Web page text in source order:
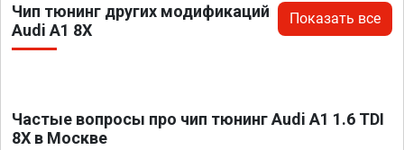
Чип тюнинг других модификаций
Audi A1 8X
Показать все
Частые вопросы про чип тюнинг Audi A1 1.6 TDI
8X в Москве